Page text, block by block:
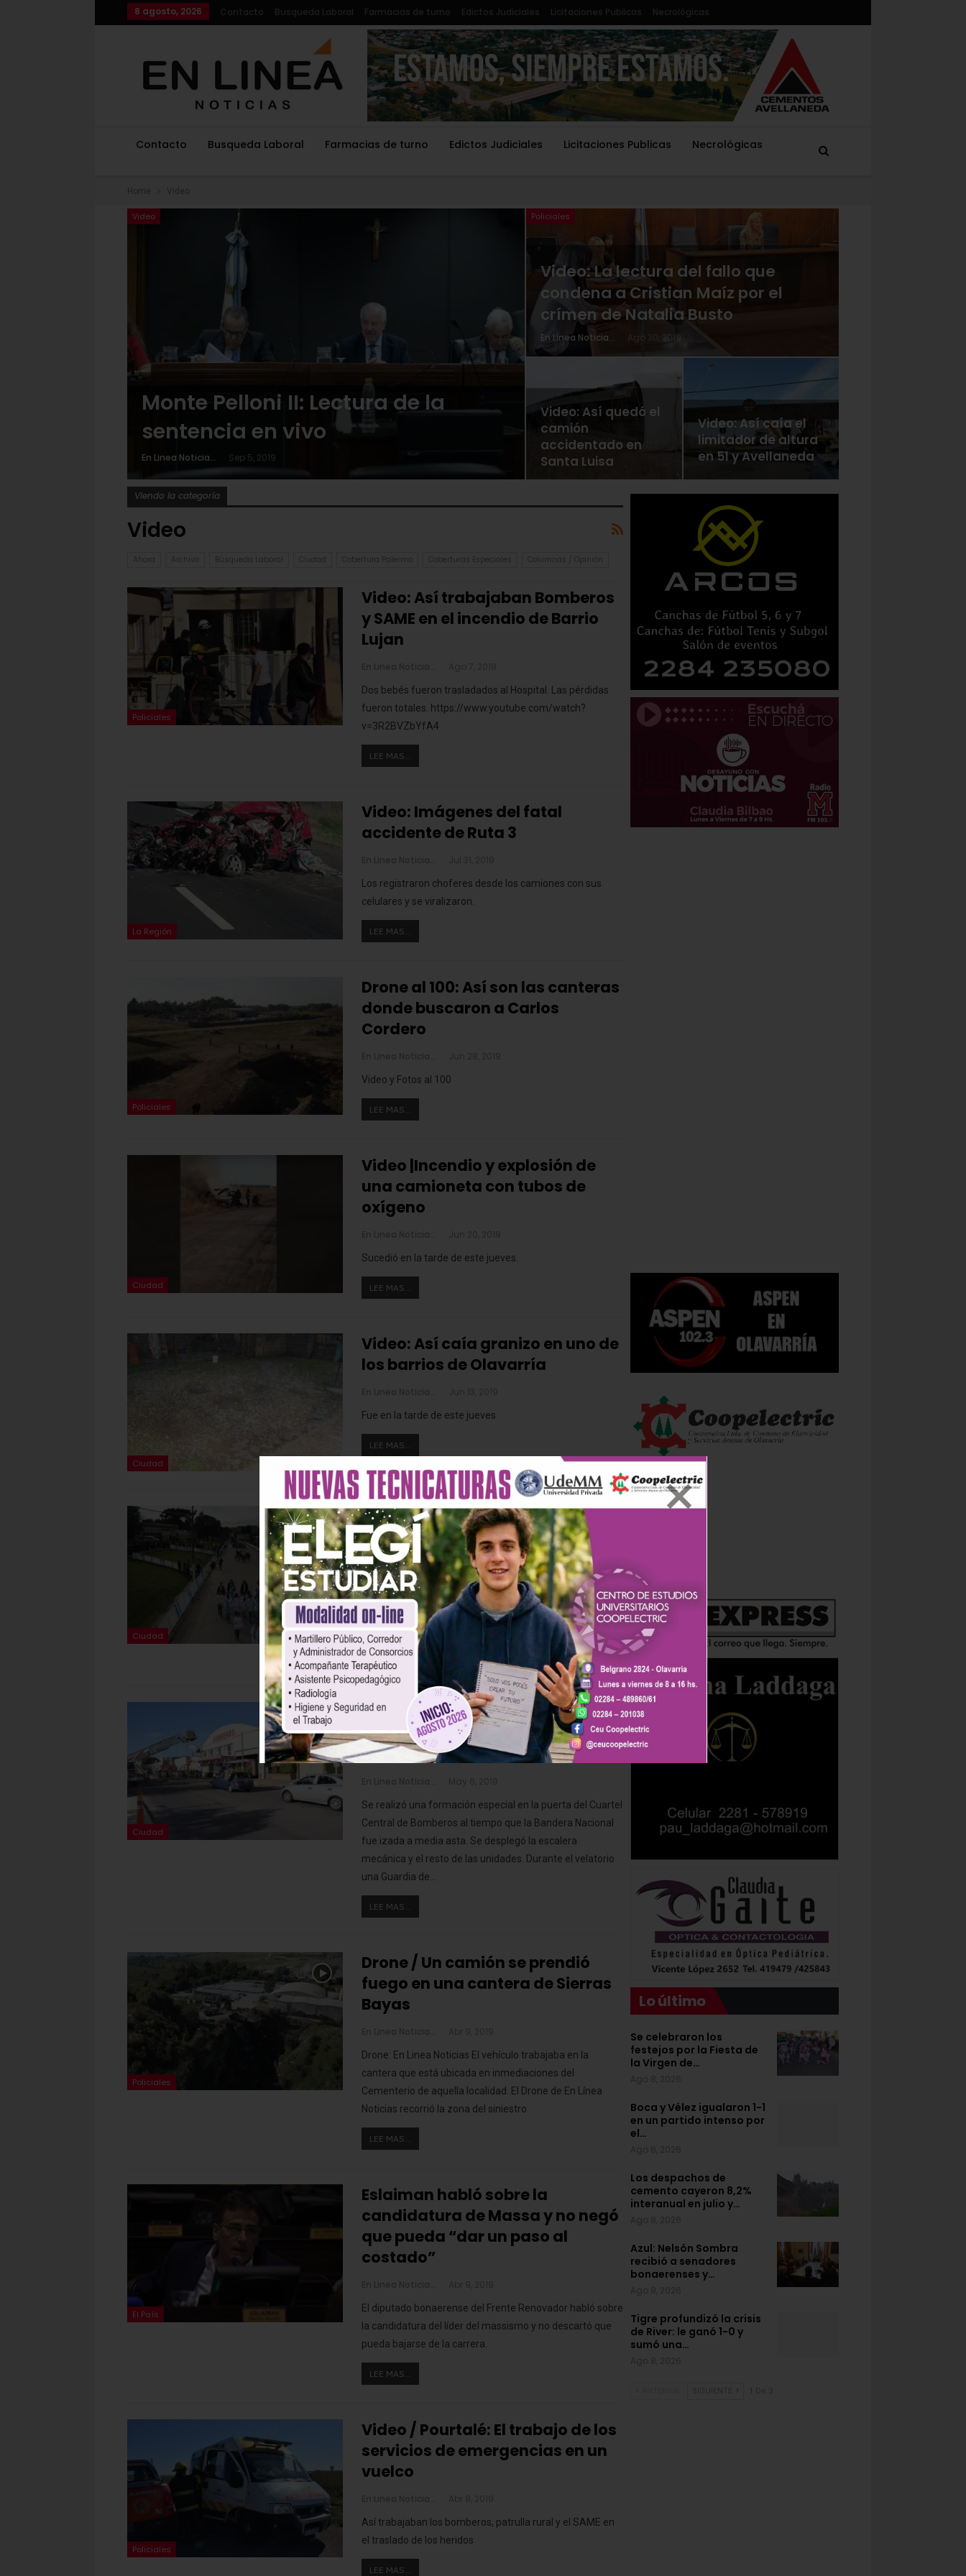
8 agosto, 2026 Contacto Busqueda Laboral Farmacias de turno Edictos Judiciales Licitaciones Publicas Necrológicas
Contacto Busqueda Laboral Farmacias de turno Edictos Judiciales Licitaciones Publicas Necrológicas
Home Video
Video
Monte Pelloni II: Lectura de la
sentencia en vivo
En Linea Noticias Sep 5, 2019
Policiales
Video: La lectura del fallo que
condena a Cristian Maíz por el
crímen de Natalia Busto
En Linea Noticias Ago 30, 2019
Video: Así quedó el
camión
accidentado en
Santa Luisa
Video: Así caía el
limitador de altura
en 51 y Avellaneda
Viendo la categoría
Video
Ahora Archivo Búsqueda Laboral Ciudad Cobertura Palermo Coberturas Especiales Columnas / Opinión
Policiales
Video: Así trabajaban Bomberos
y SAME en el incendio de Barrio
Lujan
Dos bebés fueron trasladados al Hospital. Las pérdidas
fueron totales. https://www.youtube.com/watch?
v=3R2BVZbYfA4
LEE MAS...
La Región
Video: Imágenes del fatal
accidente de Ruta 3
Los registraron choferes desde los camiones con sus
celulares y se viralizaron.
LEE MAS...
Policiales
Drone al 100: Así son las canteras
donde buscaron a Carlos
Cordero
Video y Fotos al 100
LEE MAS...
Ciudad
Video |Incendio y explosión de
una camioneta con tubos de
oxígeno
Sucedió en la tarde de este jueves.
LEE MAS...
Ciudad
Video: Así caía granizo en uno de
los barrios de Olavarría
Fue en la tarde de este jueves
LEE MAS...
Ciudad
Drone En Línea Noticias:
Imágenes del desfile en Sierras
Bayas
May 25, 2019
El Drone de En Línea Noticias y algunas imágenes del
desfile del 25 de mayo en Sierras Bayas
LEE MAS...
Ciudad
Drone En Línea: Despedida con
honores al Bombero Thomas
Castaños
Se realizó una formación especial en la puerta del Cuartel
Central de Bomberos al tiempo que la Bandera Nacional
fue izada a media asta. Se desplegó la escalera
mecánica y el resto de las unidades. Durante el velatorio
una Guardia de
LEE MAS...
Policiales
Drone / Un camión se prendió
fuego en una cantera de Sierras
Bayas
Drone: En Linea Noticias El vehículo trabajaba en la
cantera que está ubicada en inmediaciones del
Cementerio de aquella localidad. El Drone de En Línea
Noticias recorrió la zona del siniestro.
LEE MAS...
El País
Eslaiman habló sobre la
candidatura de Massa y no negó
que pueda “dar un paso al
costado”
El diputado bonaerense del Frente Renovador habló sobre
la candidatura del líder del massismo y no descartó que
pueda bajarse de la carrera.
LEE MAS...
Policiales
Video / Pourtalé: El trabajo de los
servicios de emergencias en un
vuelco
Así trabajaban los bomberos, patrulla rural y el SAME en
el traslado de los heridos
LEE MAS...
Lo último
Se celebraron los
festejos por la Fiesta de
la Virgen de…
Boca y Vélez igualaron 1-1
en un partido intenso por
el…
Los despachos de
cemento cayeron 8,2%
interanual en julio y…
Azul: Nelsón Sombra
recibió a senadores
bonaerenses y…
Tigre profundizó la crisis
de River: le ganó 1-0 y
sumó una…